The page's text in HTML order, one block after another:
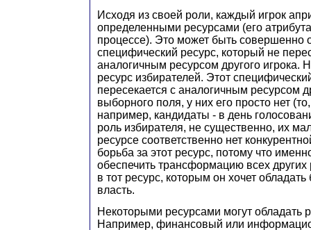
Исходя из своей роли, каждый игрок
определенными ресурсами (его
процессе). Это может быть совершенно
специфический ресурс, который не
аналогичным ресурсом другого игрока.
ресурс избирателей. Этот
пересекается с аналогичным ресурсом
выборного поля, у них его просто нет
например, кандидаты - в день
роль избирателя, не существенно, их
ресурсе соответственно нет
борьба за этот ресурс, потому что
обеспечить трансформацию всех других
в тот ресурс, которым он хочет
власть.
Некоторыми ресурсами могут обладать
Например, финансовый или